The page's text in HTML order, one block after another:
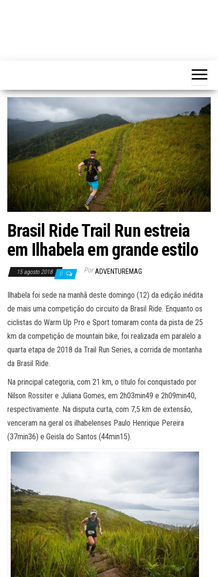
Brasil Ride Trail Run estreia
em Ilhabela em grande estilo
15 agosto 2018 0 Por ADVENTUREMAG
Ilhabela foi sede na manhã deste domingo (12) da edição inédita
de mais uma competição do circuito da Brasil Ride. Enquanto os
ciclistas do Warm Up Pro e Sport tomaram conta da pista de 25
km da competição de mountain bike, foi realizada em paralelo a
quarta etapa de 2018 da Trail Run Series, a corrida de montanha
da Brasil Ride.
Na principal categoria, com 21 km, o título foi conquistado por
Nilson Rossiter e Juliana Gomes, em 2h03min49 e 2h09min40,
respectivamente. Na disputa curta, com 7,5 km de extensão,
venceram na geral os ilhabelenses Paulo Henrique Pereira
(37min36) e Geisla do Santos (44min15).